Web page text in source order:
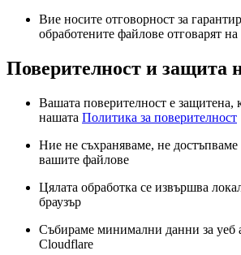
Вие носите отговорност за
обработените файлове отговарят
Поверителност и защита
Вашата поверителност е защитена,
нашата Политика за поверителност
Ние не съхраняваме, не
вашите файлове
Цялата обработка се извършва
браузър
Събираме минимални данни за уеб
Cloudflare